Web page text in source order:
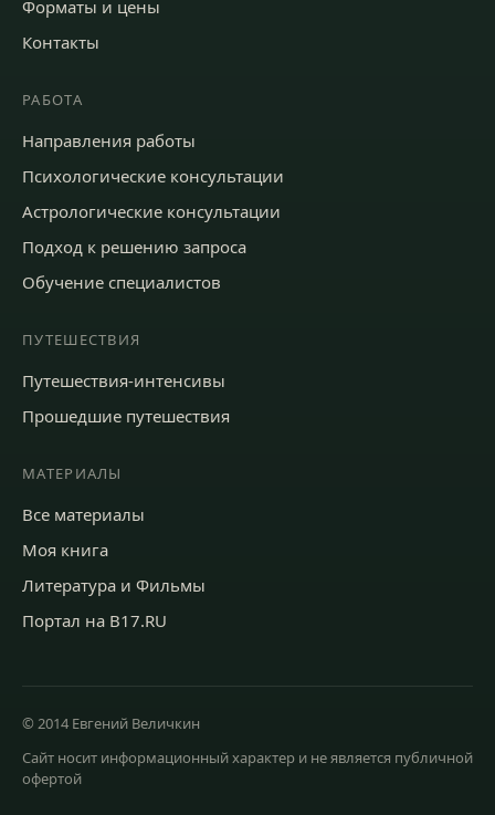
Форматы и цены
Контакты
РАБОТА
Направления работы
Психологические консультации
Астрологические консультации
Подход к решению запроса
Обучение специалистов
ПУТЕШЕСТВИЯ
Путешествия-интенсивы
Прошедшие путешествия
МАТЕРИАЛЫ
Все материалы
Моя книга
Литература и Фильмы
Портал на B17.RU
© 2014 Евгений Величкин
Сайт носит информационный характер и не является публичной
офертой